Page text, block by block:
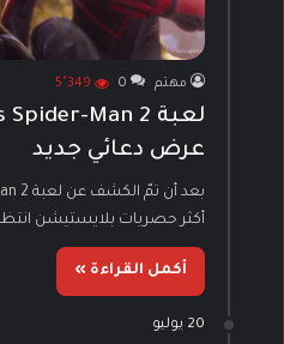
مهتم 0 5٬349
عرض دعائي جديد
أكثر حصريات بلايستيشن
أكمل القراءة »
20 يوليو